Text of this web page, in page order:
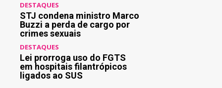
DESTAQUES
STJ condena ministro Marco
Buzzi a perda de cargo por
crimes sexuais
DESTAQUES
Lei prorroga uso do FGTS
em hospitais filantrópicos
ligados ao SUS